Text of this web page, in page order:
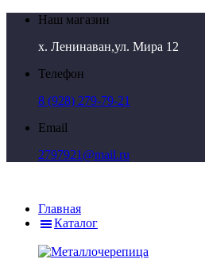
Наш магазин
х. Ленинаван,ул. Мира 12
Телефон
8 (928) 279-79-21
Email
2797921@mail.ru
Главная
Каталог